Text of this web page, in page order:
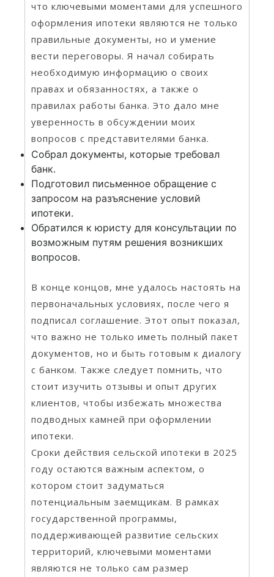
что ключевыми моментами для успешного
оформления ипотеки являются не только
правильные документы, но и умение
вести переговоры. Я начал собирать
необходимую информацию о своих
правах и обязанностях, а также о
правилах работы банка. Это дало мне
уверенность в обсуждении моих
вопросов с представителями банка.
Собрал документы, которые требовал
банк.
Подготовил письменное обращение с
запросом на разъяснение условий
ипотеки.
Обратился к юристу для консультации по
возможным путям решения возникших
вопросов.
В конце концов, мне удалось настоять на
первоначальных условиях, после чего я
подписал соглашение. Этот опыт показал,
что важно не только иметь полный пакет
документов, но и быть готовым к диалогу
с банком. Также следует помнить, что
стоит изучить отзывы и опыт других
клиентов, чтобы избежать множества
подводных камней при оформлении
ипотеки.
Сроки действия сельской ипотеки в 2025
году остаются важным аспектом, о
котором стоит задуматься
потенциальным заемщикам. В рамках
государственной программы,
поддерживающей развитие сельских
территорий, ключевыми моментами
являются не только сам размер